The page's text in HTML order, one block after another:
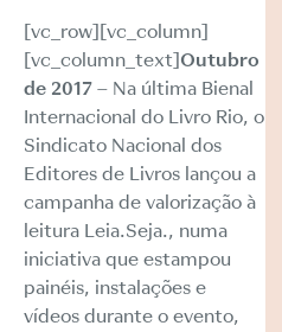
[vc_row][vc_column]
[vc_column_text]Outubro
de 2017 – Na última Bienal
Internacional do Livro Rio, o
Sindicato Nacional dos
Editores de Livros lançou a
campanha de valorização à
leitura Leia.Seja., numa
iniciativa que estampou
painéis, instalações e
vídeos durante o evento,